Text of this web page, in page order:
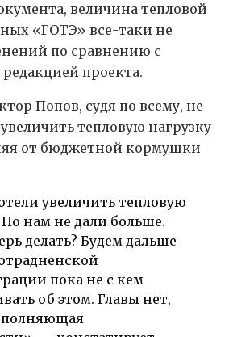
величина тепловой
«ГОТЭ» все-таки не
по сравнению с
проекта.
Попов, судя по всему, не
тепловую нагрузку
от бюджетной кормушки
увеличить тепловую
Но нам не дали больше.
делать? Будем дальше
пока не с кем
об этом. Главы нет,